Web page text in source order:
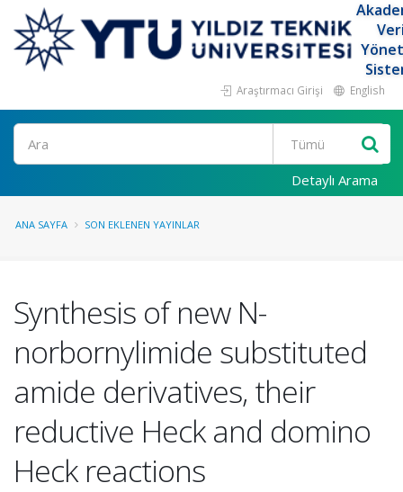
Araştırmacı Girişi English
Ara
Detaylı Arama
ANA SAYFA SON EKLENEN YAYINLAR
Synthesis of new N-
norbornylimide substituted
amide derivatives, their
reductive Heck and domino
Heck reactions